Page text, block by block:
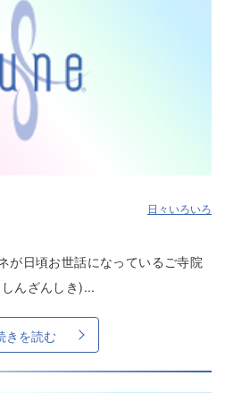
日々いろいろ
が日頃お世話になっているご寺院
んざんしき)...
きを読む